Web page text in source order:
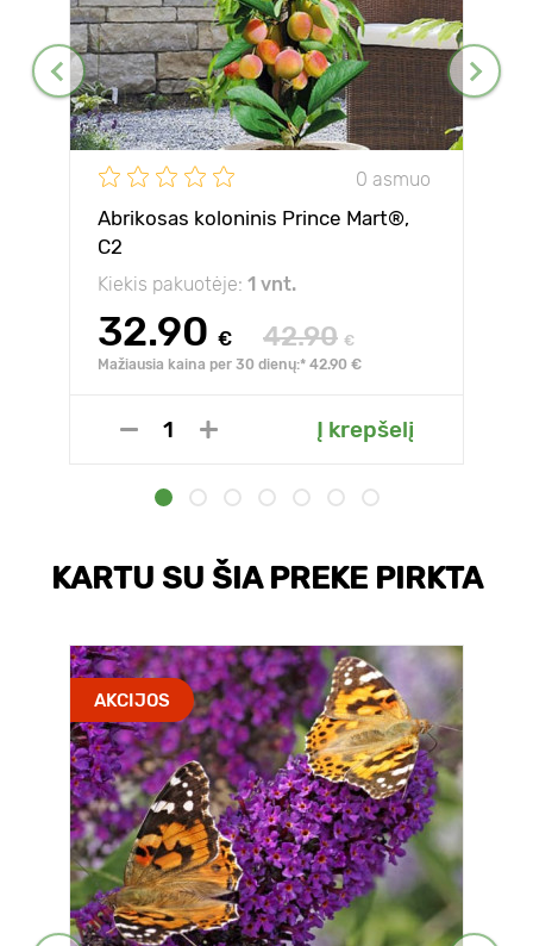
0 asmuo
Abrikosas koloninis Prince Mart®,
C2
Kiekis pakuotėje: 1 vnt.
32.90 € 42.90 €
Mažiausia kaina per 30 dienų:* 42.90 €
Į krepšelį
KARTU SU ŠIA PREKE PIRKTA
AKCIJOS